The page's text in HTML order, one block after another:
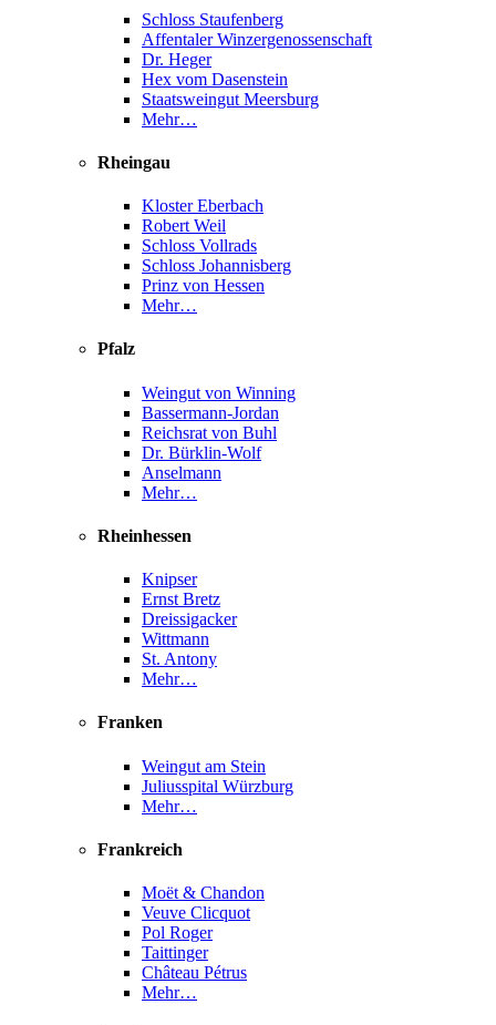
Schloss Staufenberg
Affentaler Winzergenossenschaft
Dr. Heger
Hex vom Dasenstein
Staatsweingut Meersburg
Mehr…
Rheingau
Kloster Eberbach
Robert Weil
Schloss Vollrads
Schloss Johannisberg
Prinz von Hessen
Mehr…
Pfalz
Weingut von Winning
Bassermann-Jordan
Reichsrat von Buhl
Dr. Bürklin-Wolf
Anselmann
Mehr…
Rheinhessen
Knipser
Ernst Bretz
Dreissigacker
Wittmann
St. Antony
Mehr…
Franken
Weingut am Stein
Juliusspital Würzburg
Mehr…
Frankreich
Moët & Chandon
Veuve Clicquot
Pol Roger
Taittinger
Château Pétrus
Mehr…